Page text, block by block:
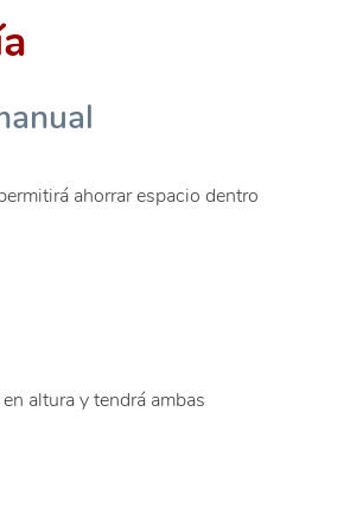
ahorrar espacio dentro
altura y tendrá ambas